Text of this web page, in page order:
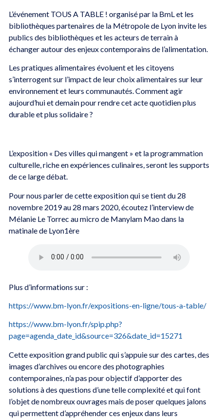
L’événement TOUS A TABLE ! organisé par la BmL et les
bibliothèques partenaires de la Métropole de Lyon invite les
publics des bibliothèques et les acteurs de terrain à
échanger autour des enjeux contemporains de l’alimentation.
Les pratiques alimentaires évoluent et les citoyens
s’interrogent sur l’impact de leur choix alimentaires sur leur
environnement et leurs communautés. Comment agir
aujourd’hui et demain pour rendre cet acte quotidien plus
durable et plus solidaire ?
L’exposition « Des villes qui mangent » et la programmation
culturelle, riche en expériences culinaires, seront les supports
de ce large débat.
Pour nous parler de cette exposition qui se tient du 28
novembre 2019 au 28 mars 2020, écoutez l’interview de
Mélanie Le Torrec au micro de Manylam Mao dans la
matinale de Lyon1ère
Plus d’informations sur :
https://www.bm-lyon.fr/expositions-en-ligne/tous-a-table/
https://www.bm-lyon.fr/spip.php?
page=agenda_date_id&source=326&date_id=15271
Cette exposition grand public qui s’appuie sur des cartes, des
images d’archives ou encore des photographies
contemporaines, n’a pas pour objectif d’apporter des
solutions à des questions d’une telle complexité et qui font
l’objet de nombreux ouvrages mais de poser quelques jalons
qui permettent d’appréhender ces enjeux dans leurs